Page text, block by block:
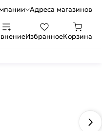
Адреса магазинов
ИзбранноеКорзина